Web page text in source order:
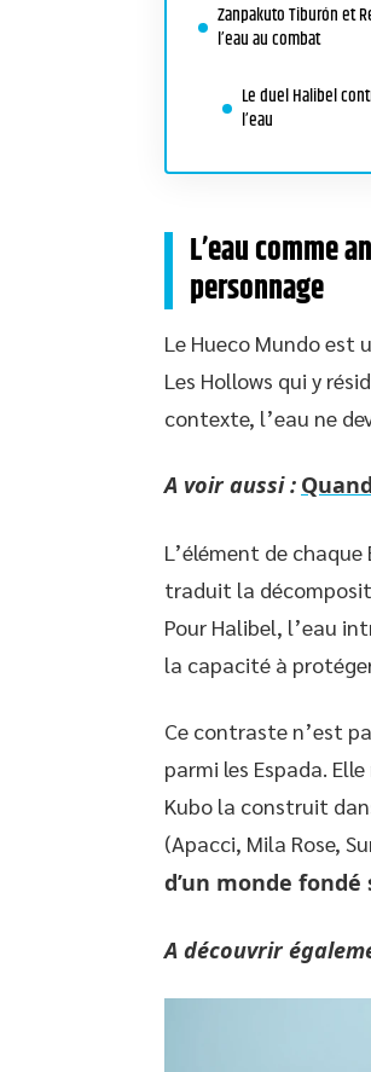
Zanpakuto Tiburón et
l’eau au combat
Le duel Halibel
l’eau
L’eau comme
personnage
Le Hueco Mundo est
Les Hollows qui y
contexte, l’eau ne
A voir aussi :
L’élément de
traduit la
Pour Halibel, l’eau
la capacité à
Ce contraste n’est
parmi les Espada.
Kubo la construit
(Apacci, Mila Rose,
d’un monde
A découvrir